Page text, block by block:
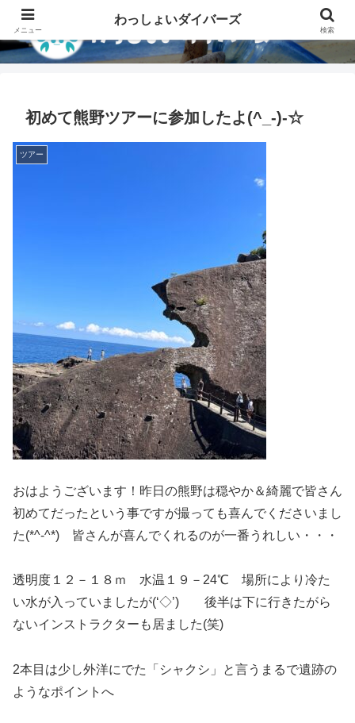
初めて熊野ツアーに参加したよ(^_-)-☆
ツアー
おはようございます！昨日の熊野は穏やか＆綺麗で皆さん
初めてだったという事ですが撮っても喜んでくださいまし
た(*^-^*) 皆さんが喜んでくれるのが一番うれしい・・・
透明度１２－１８ｍ 水温１９－24℃ 場所により冷た
い水が入っていましたが(‘◇’)ゞ 後半は下に行きたがら
ないインストラクターも居ました(笑)
2本目は少し外洋にでた「シャクシ」と言うまるで遺跡の
ようなポイントへ
メニュー
わっしょいダイバーズ
検索